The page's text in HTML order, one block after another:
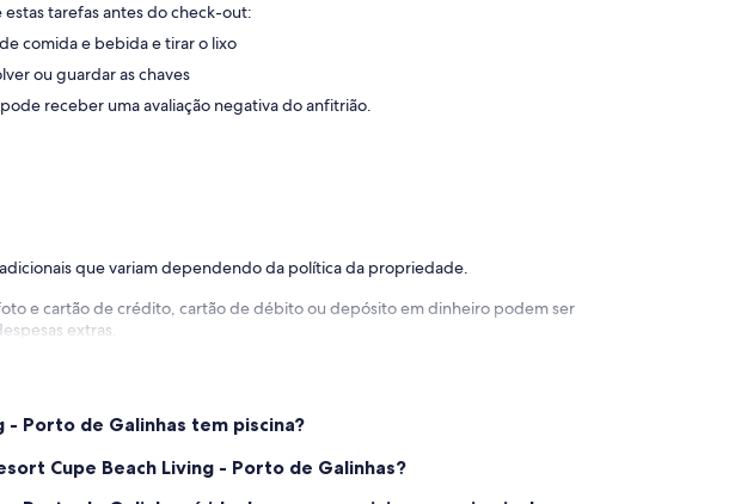
tarefas antes do check-out:
comida e bebida e tirar o lixo
ou guardar as chaves
receber uma avaliação negativa do anfitrião.
que variam dependendo da política da propriedade.
e cartão de crédito, cartão de débito ou depósito em dinheiro podem ser
extras.
- Porto de Galinhas tem piscina?
Cupe Beach Living - Porto de Galinhas?